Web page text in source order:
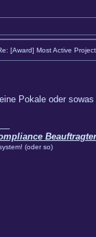
[Award] Most Active
Pokale oder
Beauftragter
(oder so)